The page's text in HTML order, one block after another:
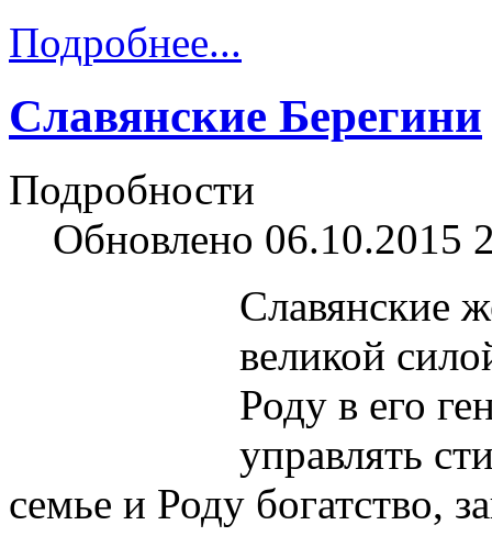
Подробнее...
Славянские Берегини
Подробности
Обновлено 06.10.2015
Славянские
великой
Роду в его
управлять
семье и Роду богатство,